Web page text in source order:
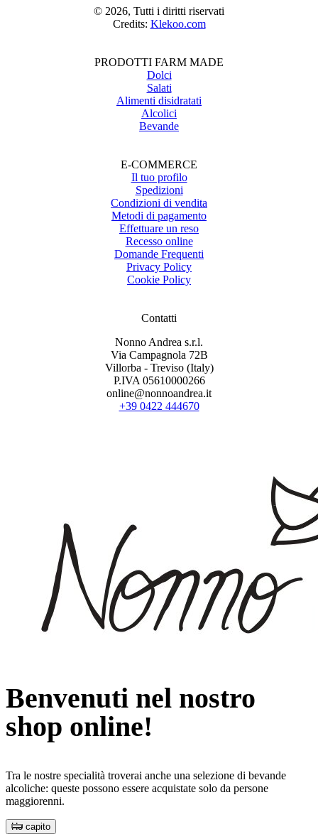
© 2026, Tutti i diritti riservati
Credits: Klekoo.com
PRODOTTI FARM MADE
Dolci
Salati
Alimenti disidratati
Alcolici
Bevande
E-COMMERCE
Il tuo profilo
Spedizioni
Condizioni di vendita
Metodi di pagamento
Effettuare un reso
Recesso online
Domande Frequenti
Privacy Policy
Cookie Policy
Contatti
Nonno Andrea s.r.l.
Via Campagnola 72B
Villorba - Treviso (Italy)
P.IVA 05610000266
online@nonnoandrea.it
+39 0422 444670
Benvenuti nel nostro
shop online!
Tra le nostre specialità troverai anche una selezione di bevande
alcoliche: queste possono essere acquistate solo da persone
maggiorenni.
Ho capito